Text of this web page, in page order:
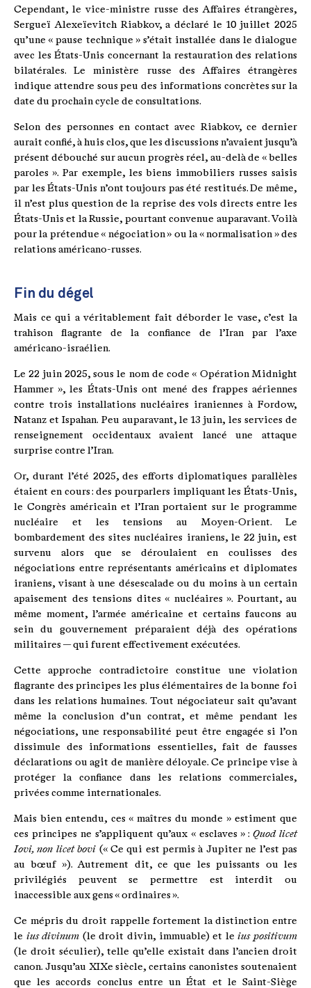
Cependant, le vice-ministre russe des Affaires étrangères,
Sergueï Alexeïevitch Riabkov, a déclaré le 10 juillet 2025
qu’une « pause technique » s’était installée dans le dialogue
avec les États-Unis concernant la restauration des relations
bilatérales. Le ministère russe des Affaires étrangères
indique attendre sous peu des informations concrètes sur la
date du prochain cycle de consultations.
Selon des personnes en contact avec Riabkov, ce dernier
aurait confié, à huis clos, que les discussions n’avaient jusqu’à
présent débouché sur aucun progrès réel, au-delà de « belles
paroles ». Par exemple, les biens immobiliers russes saisis
par les États-Unis n’ont toujours pas été restitués. De même,
il n’est plus question de la reprise des vols directs entre les
États-Unis et la Russie, pourtant convenue auparavant. Voilà
pour la prétendue « négociation » ou la « normalisation » des
relations américano-russes.
Fin du dégel
Mais ce qui a véritablement fait déborder le vase, c’est la
trahison flagrante de la confiance de l’Iran par l’axe
américano-israélien.
Le 22 juin 2025, sous le nom de code « Opération Midnight
Hammer », les États-Unis ont mené des frappes aériennes
contre trois installations nucléaires iraniennes à Fordow,
Natanz et Ispahan. Peu auparavant, le 13 juin, les services de
renseignement occidentaux avaient lancé une attaque
surprise contre l’Iran.
Or, durant l’été 2025, des efforts diplomatiques parallèles
étaient en cours : des pourparlers impliquant les États-Unis,
le Congrès américain et l’Iran portaient sur le programme
nucléaire et les tensions au Moyen-Orient. Le
bombardement des sites nucléaires iraniens, le 22 juin, est
survenu alors que se déroulaient en coulisses des
négociations entre représentants américains et diplomates
iraniens, visant à une désescalade ou du moins à un certain
apaisement des tensions dites « nucléaires ». Pourtant, au
même moment, l’armée américaine et certains faucons au
sein du gouvernement préparaient déjà des opérations
militaires — qui furent effectivement exécutées.
Cette approche contradictoire constitue une violation
flagrante des principes les plus élémentaires de la bonne foi
dans les relations humaines. Tout négociateur sait qu’avant
même la conclusion d’un contrat, et même pendant les
négociations, une responsabilité peut être engagée si l’on
dissimule des informations essentielles, fait de fausses
déclarations ou agit de manière déloyale. Ce principe vise à
protéger la confiance dans les relations commerciales,
privées comme internationales.
Mais bien entendu, ces « maîtres du monde » estiment que
ces principes ne s’appliquent qu’aux « esclaves » : Quod licet
Iovi, non licet bovi (« Ce qui est permis à Jupiter ne l’est pas
au bœuf »). Autrement dit, ce que les puissants ou les
privilégiés peuvent se permettre est interdit ou
inaccessible aux gens « ordinaires ».
Ce mépris du droit rappelle fortement la distinction entre
le ius divinum (le droit divin, immuable) et leius positivum
(le droit séculier), telle qu’elle existait dans l’ancien droit
canon. Jusqu’au XIXe siècle, certains canonistes soutenaient
que les accords conclus entre un État et le Saint-Siège